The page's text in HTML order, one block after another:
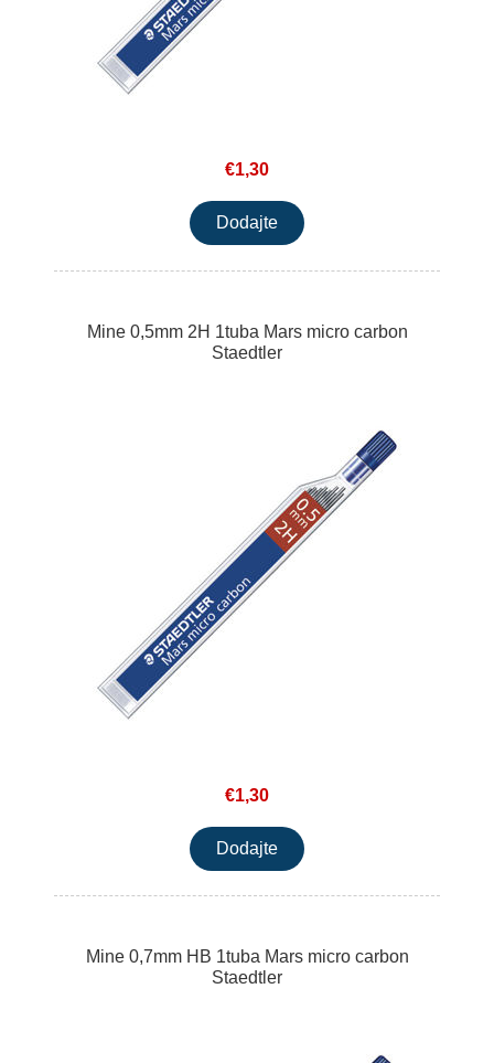
€1,30
Mine 0,5mm 2H 1tuba Mars micro carbon
Staedtler
€1,30
Mine 0,7mm HB 1tuba Mars micro carbon
Staedtler